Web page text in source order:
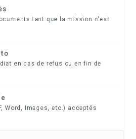
tant que la mission n'est
en cas de refus ou en fin de
Word, Images, etc.) acceptés